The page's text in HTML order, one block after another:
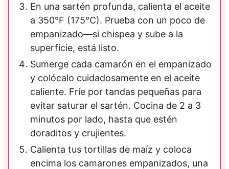
En una sartén profunda, calienta el aceite
a 350°F (175°C). Prueba con un poco de
empanizado—si chispea y sube a la
superficie, está listo.
Sumerge cada camarón en el empanizado
y colócalo cuidadosamente en el aceite
caliente. Fríe por tandas pequeñas para
evitar saturar el sartén. Cocina de 2 a 3
minutos por lado, hasta que estén
doraditos y crujientes.
Calienta tus tortillas de maíz y coloca
encima los camarones empanizados, una